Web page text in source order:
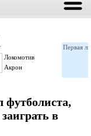
Локомотив
Акрон
Первая
футболиста,
в